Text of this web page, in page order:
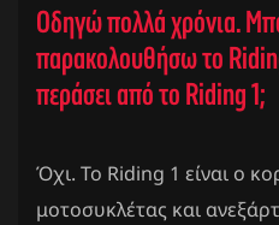
Οδηγώ πολλά χρόνια.
παρακολουθήσω το
περάσει από το Riding 1;
Όχι. Το Riding 1 είναι ο
μοτοσυκλέτας και